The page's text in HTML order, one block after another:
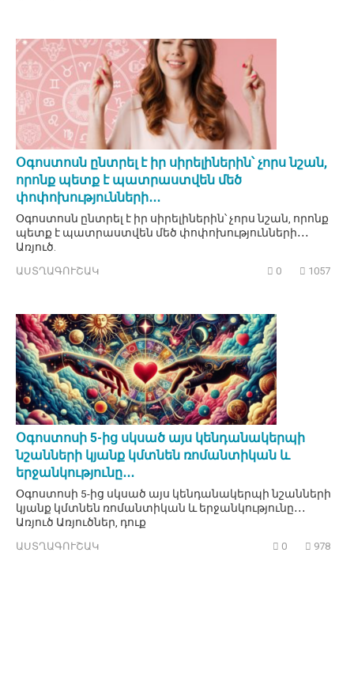
Օգոստոսն ընտրել է իր սիրելիներին՝ չորս նշան,
որոնք պետք է պատրաստվեն մեծ
փոփոխությունների․․․
Օգոստոսն ընտրել է իր սիրելիներին՝ չորս նշան, որոնք
պետք է պատրաստվեն մեծ փոփոխությունների․․․
Առյուծ.
ԱՍՏՂԱԳՈՒՇԱԿ 0 1057
Օգոստոսի 5-ից սկսած այս կենդանակերպի
նշանների կյանք կմտնեն ռոմանտիկան և
երջանկությունը․․․
Օգոստոսի 5-ից սկսած այս կենդանակերպի նշանների
կյանք կմտնեն ռոմանտիկան և երջանկությունը․․․
Առյուծ Առյուծներ, դուք
ԱՍՏՂԱԳՈՒՇԱԿ 0 978